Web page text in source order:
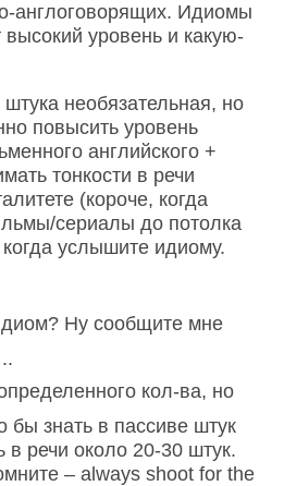
англоговорящих. Идиомы
уровень и какую-
необязательная, но
повысить уровень
английского +
тонкости в речи
(короче, когда
сериалы до потолка
услышите идиому.
Ну сообщите мне
кол-ва, но
бы знать в пассиве штук
в речи около 20-30 штук.
– always shoot for the